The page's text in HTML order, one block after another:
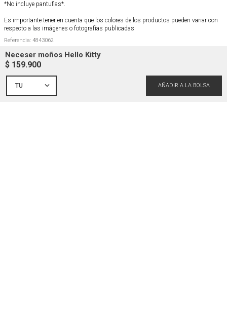
Neceser moños Hello Kitty
$ 159.900
TU
*No incluye pantuflas*.
Es importante tener en cuenta que los colores de los productos pueden variar con
respecto a las imágenes o fotografías publicadas
Referencia: 4843062
Composición y cuidados
Envío